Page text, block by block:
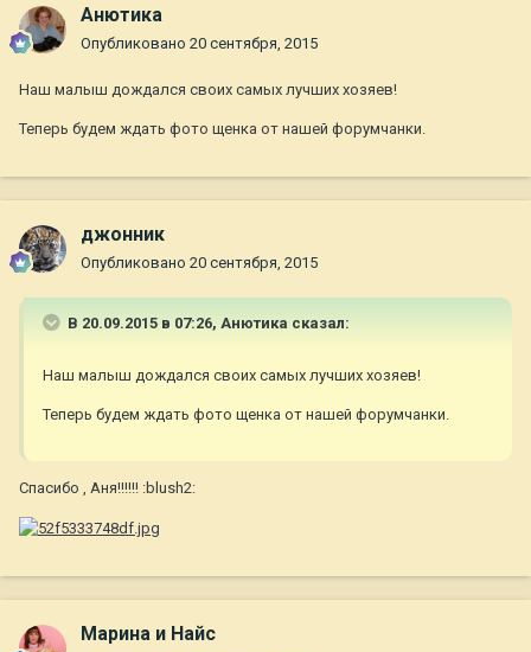
Анютика
Опубликовано 20 сентября, 2015
Наш малыш дождался своих самых лучших хозяев!
Теперь будем ждать фото щенка от нашей форумчанки.
джонник
Опубликовано 20 сентября, 2015
В 20.09.2015 в 07:26, Анютика сказал:
Наш малыш дождался своих самых лучших хозяев!
Теперь будем ждать фото щенка от нашей форумчанки.
Спасибо , Аня!!!!!! :blush2:
Марина и Найс